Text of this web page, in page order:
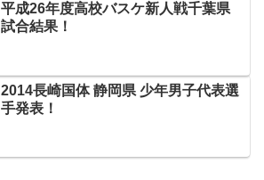
平成26年度高校バスケ新人戦千葉県
試合結果！
2014長崎国体 静岡県 少年男子代表選
手発表！